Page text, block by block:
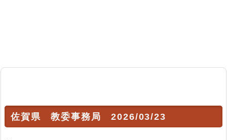
佐賀県 教委事務局 2026/03/23